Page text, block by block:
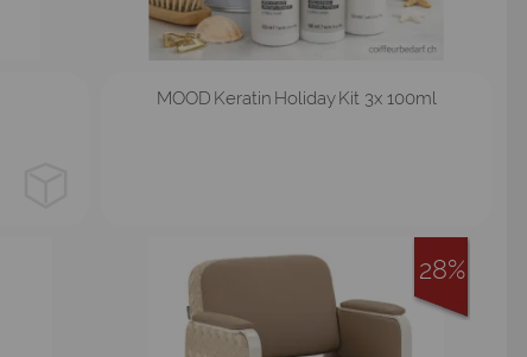
MOOD Keratin Holiday Kit 3x 100ml
28%